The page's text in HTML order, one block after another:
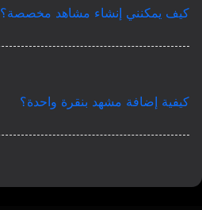
كيف يمكنني إنشاء مشاهد مخصصة؟
كيفية إضافة مشهد بنقرة واحدة؟